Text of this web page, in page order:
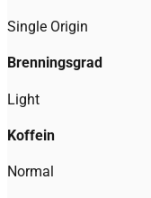
Single Origin
Brenningsgrad
Light
Koffein
Normal